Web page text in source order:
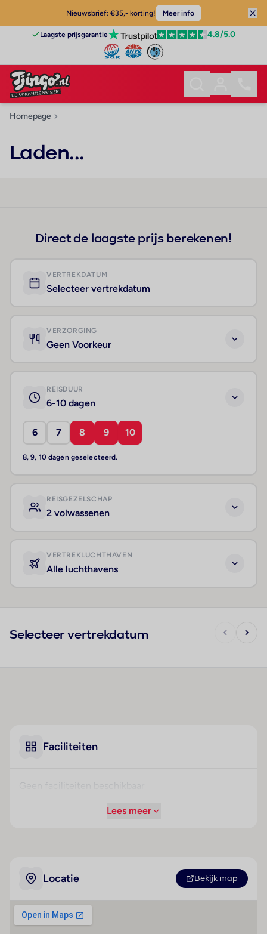
Nieuwsbrief: €35,- korting! Meer info
Laagste prijsgarantie 4.8/5.0
Homepage
Laden...
Direct de laagste prijs berekenen!
VERTREKDATUM
Selecteer vertrekdatum
VERZORGING
Geen Voorkeur
REISDUUR
6-10 dagen
6 7 8 9 10
8, 9, 10 dagen geselecteerd.
REISGEZELSCHAP
2 volwassenen
VERTREKLUCHTHAVEN
Alle luchthavens
Selecteer vertrekdatum
Faciliteiten
Lees meer
Locatie Bekijk map